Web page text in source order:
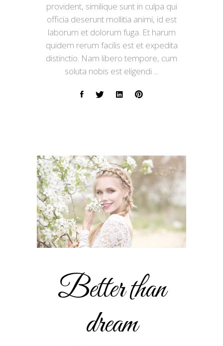
provident, similique sunt in culpa qui
officia deserunt mollitia animi, id est
laborum et dolorum fuga. Et harum
quidem rerum facilis est et expedita
distinctio. Nam libero tempore, cum
soluta nobis est eligendi
Better than
dream